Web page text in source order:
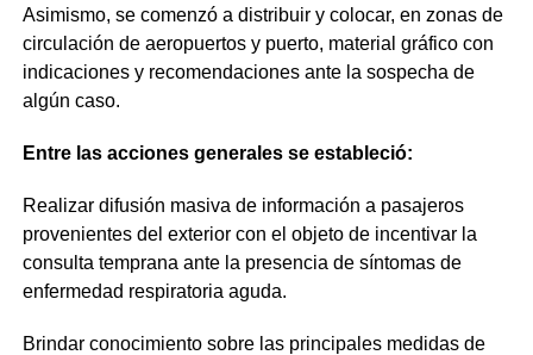
Asimismo, se comenzó a distribuir y colocar, en zonas de
circulación de aeropuertos y puerto, material gráfico con
indicaciones y recomendaciones ante la sospecha de
algún caso.
Entre las acciones generales se estableció:
Realizar difusión masiva de información a pasajeros
provenientes del exterior con el objeto de incentivar la
consulta temprana ante la presencia de síntomas de
enfermedad respiratoria aguda.
Brindar conocimiento sobre las principales medidas de